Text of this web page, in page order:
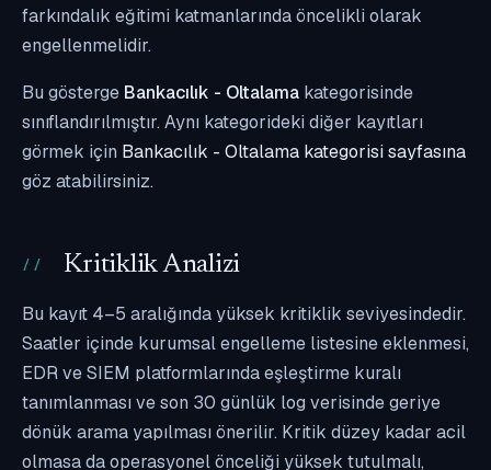
farkındalık eğitimi katmanlarında öncelikli olarak
engellenmelidir.
Bu gösterge Bankacılık - Oltalama kategorisinde
sınıflandırılmıştır. Aynı kategorideki diğer kayıtları
görmek için Bankacılık - Oltalama kategorisi sayfasına
göz atabilirsiniz.
Kritiklik Analizi
Bu kayıt 4–5 aralığında yüksek kritiklik seviyesindedir.
Saatler içinde kurumsal engelleme listesine eklenmesi,
EDR ve SIEM platformlarında eşleştirme kuralı
tanımlanması ve son 30 günlük log verisinde geriye
dönük arama yapılması önerilir. Kritik düzey kadar acil
olmasa da operasyonel önceliği yüksek tutulmalı,